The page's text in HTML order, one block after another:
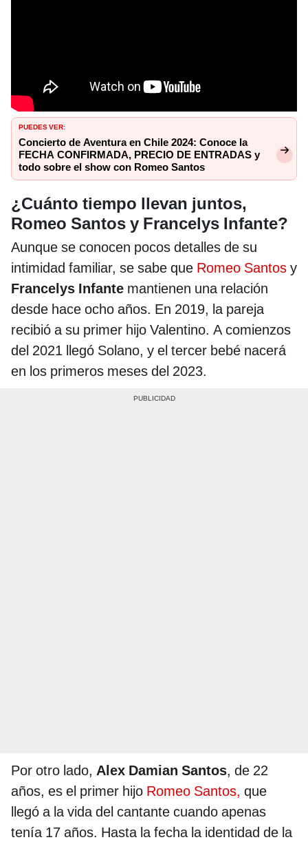
PUEDES VER:
Concierto de Aventura en Chile 2024: Conoce la
FECHA CONFIRMADA, PRECIO DE ENTRADAS y
todo sobre el show con Romeo Santos
¿Cuánto tiempo llevan juntos,
Romeo Santos y Francelys Infante?
Aunque se conocen pocos detalles de su
intimidad familiar, se sabe que Romeo Santos y
Francelys Infante mantienen una relación
desde hace ocho años. En 2019, la pareja
recibió a su primer hijo Valentino. A comienzos
del 2021 llegó Solano, y el tercer bebé nacerá
en los primeros meses del 2023.
Por otro lado, Alex Damian Santos, de 22
años, es el primer hijo Romeo Santos, que
llegó a la vida del cantante cuando apenas
tenía 17 años. Hasta la fecha la identidad de la